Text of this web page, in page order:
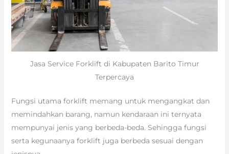
Jasa Service Forklift di Kabupaten Barito Timur
Terpercaya
Fungsi utama forklift memang untuk mengangkat dan
memindahkan barang, namun kendaraan ini ternyata
mempunyai jenis yang berbeda-beda. Sehingga fungsi
serta kegunaanya forklift juga berbeda sesuai dengan